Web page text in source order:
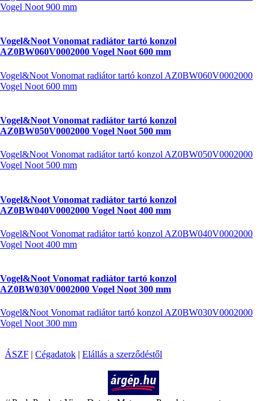
Vogel Noot 900 mm
Vogel&Noot Vonomat radiátor tartó konzol
AZ0BW060V0002000 Vogel Noot 600 mm
Vogel&Noot Vonomat radiátor tartó konzol AZ0BW060V0002000
Vogel Noot 600 mm
Vogel&Noot Vonomat radiátor tartó konzol
AZ0BW050V0002000 Vogel Noot 500 mm
Vogel&Noot Vonomat radiátor tartó konzol AZ0BW050V0002000
Vogel Noot 500 mm
Vogel&Noot Vonomat radiátor tartó konzol
AZ0BW040V0002000 Vogel Noot 400 mm
Vogel&Noot Vonomat radiátor tartó konzol AZ0BW040V0002000
Vogel Noot 400 mm
Vogel&Noot Vonomat radiátor tartó konzol
AZ0BW030V0002000 Vogel Noot 300 mm
Vogel&Noot Vonomat radiátor tartó konzol AZ0BW030V0002000
Vogel Noot 300 mm
ÁSZF | Cégadatok | Elállás a szerződéstől